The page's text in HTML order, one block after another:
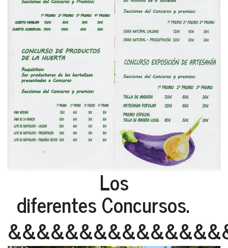
Los
diferentes Concursos.